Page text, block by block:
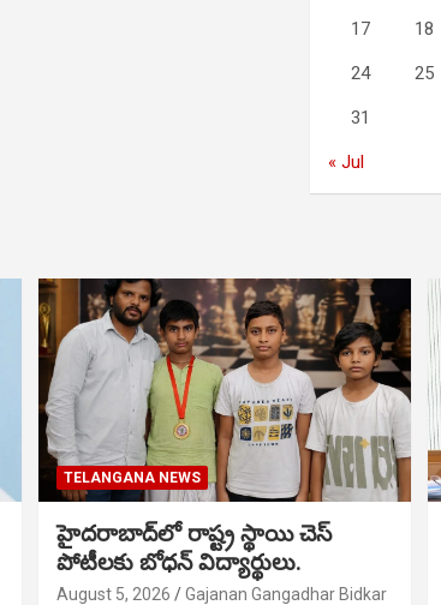
17 18
24 25
31
« Jul
TELANGANA NEWS
హైదరాబాద్‌లో రాష్ట్ర స్థాయి చెస్
పోటీలకు బోధన్ విద్యార్థులు.
August 5, 2026 Gajanan Gangadhar Bidkar